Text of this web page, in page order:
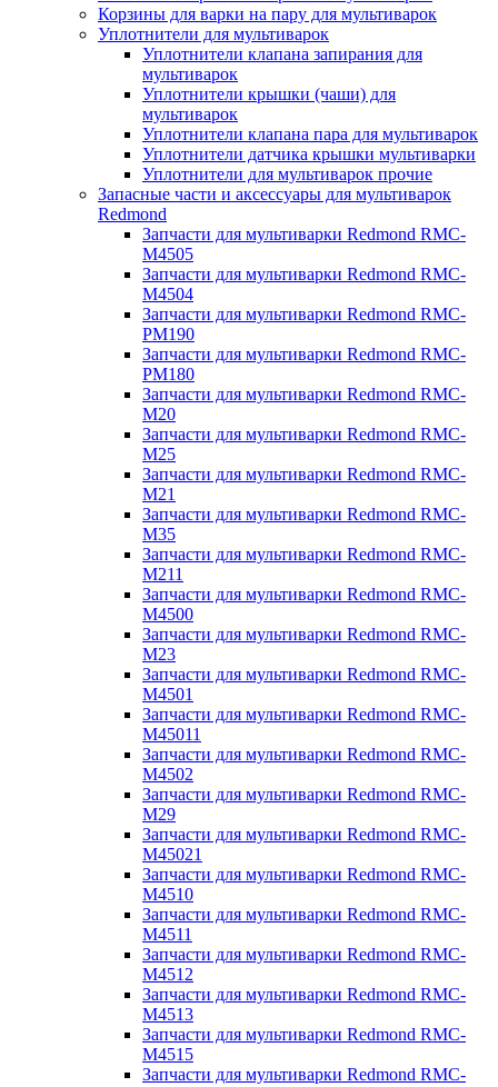
Корзины для варки на пару для мультиварок
Уплотнители для мультиварок
Уплотнители клапана запирания для
мультиварок
Уплотнители крышки (чаши) для
мультиварок
Уплотнители клапана пара для мультиварок
Уплотнители датчика крышки мультиварки
Уплотнители для мультиварок прочие
Запасные части и аксессуары для мультиварок
Redmond
Запчасти для мультиварки Redmond RMC-
M4505
Запчасти для мультиварки Redmond RMC-
M4504
Запчасти для мультиварки Redmond RMC-
PM190
Запчасти для мультиварки Redmond RMC-
PM180
Запчасти для мультиварки Redmond RMC-
M20
Запчасти для мультиварки Redmond RMC-
M25
Запчасти для мультиварки Redmond RMC-
M21
Запчасти для мультиварки Redmond RMC-
M35
Запчасти для мультиварки Redmond RMC-
M211
Запчасти для мультиварки Redmond RMC-
M4500
Запчасти для мультиварки Redmond RMC-
M23
Запчасти для мультиварки Redmond RMC-
M4501
Запчасти для мультиварки Redmond RMC-
M45011
Запчасти для мультиварки Redmond RMC-
M4502
Запчасти для мультиварки Redmond RMC-
M29
Запчасти для мультиварки Redmond RMC-
M45021
Запчасти для мультиварки Redmond RMC-
M4510
Запчасти для мультиварки Redmond RMC-
M4511
Запчасти для мультиварки Redmond RMC-
M4512
Запчасти для мультиварки Redmond RMC-
M4513
Запчасти для мультиварки Redmond RMC-
M4515
Запчасти для мультиварки Redmond RMC-